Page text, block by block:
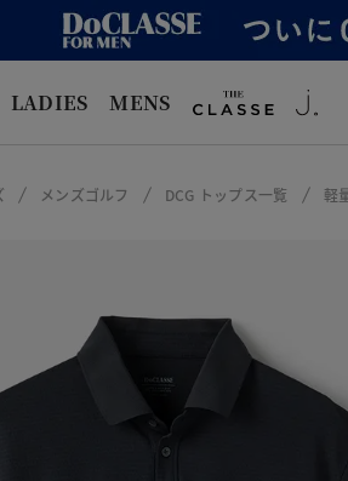
LADIES MENS
メンズゴルフ DCG トップス一覧 軽